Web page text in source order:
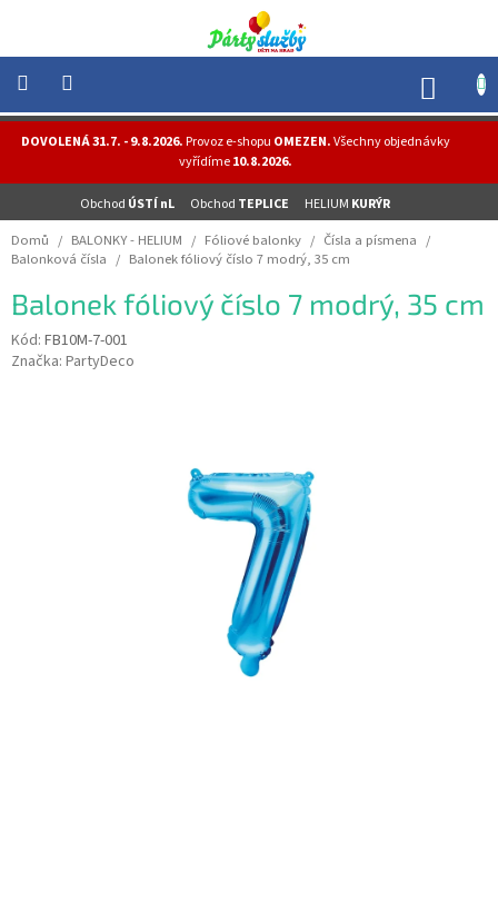
obsah
DOVOLENÁ 31.7. - 9.8.2026.Provoz e-shopu OMEZEN.Všechny objednávky
vyřídíme10.8.2026.
Obchod ÚSTÍ nL Obchod TEPLICE HELIUM KURÝR
NOVINKY
HELIUM
-
OSLAVY
MASKY
Domů / BALONKY - HELIUM / Fóliové balonky / Čísla a písmena /
Balonková čísla / Balonek fóliový číslo 7 modrý, 35 cm
Balonek fóliový číslo 7 modrý, 35 cm
Kód: FB10M-7-001
Značka: PartyDeco